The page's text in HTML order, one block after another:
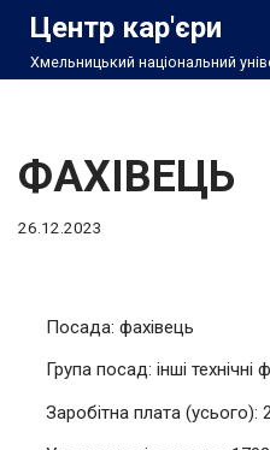
Перейти
Центр кар'єри
Хмельницький національний
ФАХІВЕЦЬ
26.12.2023
Посада: фахівець
Група посад: інші технічні
Заробітна плата (усього):